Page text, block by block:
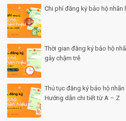
Chi phí đăng ký bảo hộ nhãn
Thời gian đăng ký bảo hộ
gây chậm trễ
Thủ tục đăng ký bảo hộ
Hướng dẫn chi tiết từ A – Z